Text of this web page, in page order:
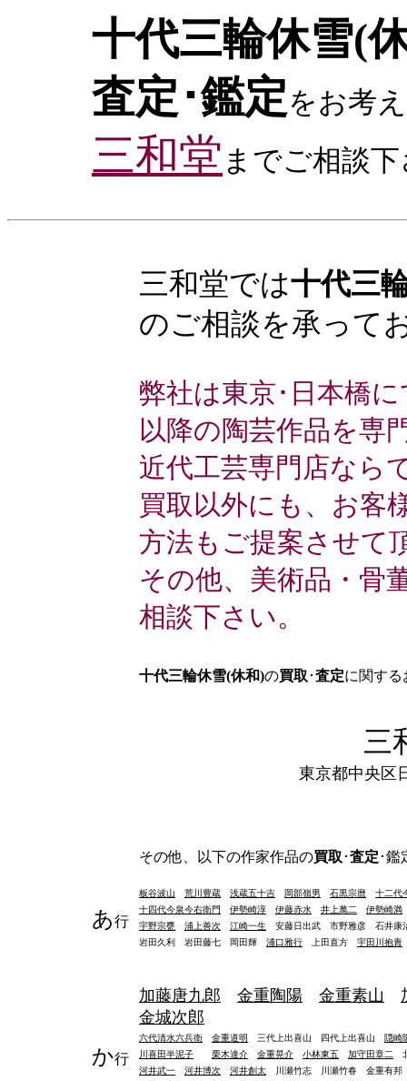
十代三輪休雪(
査定･鑑定をお考
三和堂 までご相談
三和堂では十代三
のご相談を承って
弊社は東京･日本橋
以降の陶芸作品を専
近代工芸専門店なら
買取以外にも、お客
方法もご提案させて
その他、美術品・骨
相談下さい。
十代三輪休雪(休和)の買取 ･査定に関す
三
東京都中央区
その他、以下の作家作品の買取 ･査定 ･鑑
あ行
板谷波山 荒川豊蔵 浅蔵五十吉 岡部嶺男 石黒宗麿
十二代
十四代今泉今右衛門
伊勢崎淳 伊藤赤水 井上萬二
伊勢崎満
宇野宗甕
浦上善次 江崎一生 安藤日出武 市野雅彦 石井康
岩田久利 岩田藤七 岡田輝 浦口雅行 上田直方 宇田川抱青
か行
加藤唐九郎 金重陶陽 金重素山
金城次郎
六代清水六兵衛 金重道明 三代上出喜山 四代上出喜山 隠崎
川喜田半泥子
栗木達介 金重晃介 小林東五 加守田章二
河井武一
河井博次 河井創太 川瀬竹志 川瀬竹春 金重有